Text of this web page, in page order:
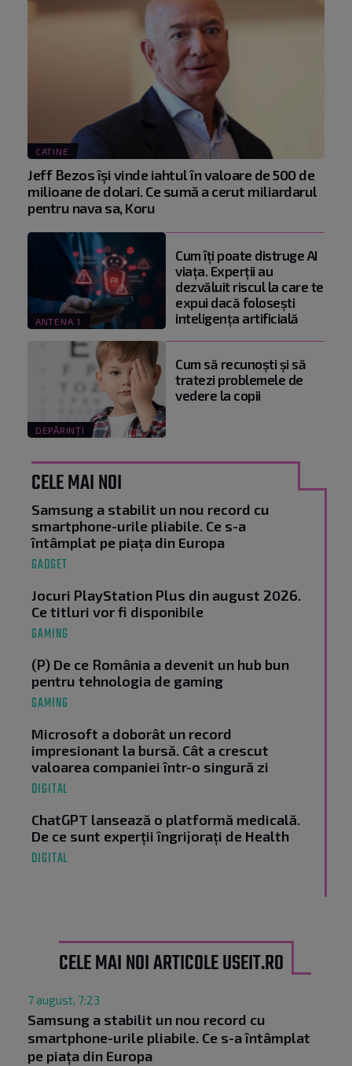
CATINE
Jeff Bezos își vinde iahtul în valoare de 500 de
milioane de dolari. Ce sumă a cerut miliardarul
pentru nava sa, Koru
ANTENA 1
Cum îți poate distruge AI
viața. Experții au
dezvăluit riscul la care te
expui dacă folosești
inteligența artificială
DEPĂRINȚI
Cum să recunoști și să
tratezi problemele de
vedere la copii
CELE MAI NOI
Samsung a stabilit un nou record cu
smartphone-urile pliabile. Ce s-a
întâmplat pe piața din Europa
GADGET
Jocuri PlayStation Plus din august 2026.
Ce titluri vor fi disponibile
GAMING
(P) De ce România a devenit un hub bun
pentru tehnologia de gaming
GAMING
Microsoft a doborât un record
impresionant la bursă. Cât a crescut
valoarea companiei într-o singură zi
DIGITAL
ChatGPT lansează o platformă medicală.
De ce sunt experții îngrijorați de Health
DIGITAL
CELE MAI NOI ARTICOLE USEIT.RO
7 august, 7:23
Samsung a stabilit un nou record cu
smartphone-urile pliabile. Ce s-a întâmplat
pe piața din Europa